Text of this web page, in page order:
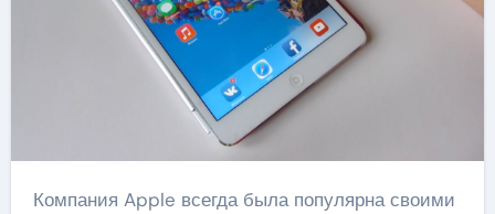
Компания Apple всегда была популярна своими